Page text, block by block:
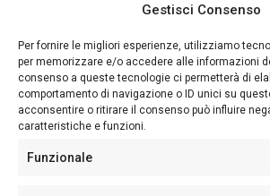
Gestisci Consenso
Per fornire le migliori esperienze, utilizziamo
per memorizzare e/o accedere alle informazioni
consenso a queste tecnologie ci permetterà di
comportamento di navigazione o ID unici su
acconsentire o ritirare il consenso può influire
caratteristiche e funzioni.
Funzionale
Sardegna Ieri-Oggi-Domani nasce per
lettori su quanto accade in Sardegna, con un
nostro passato e, soprattutto, al nostro
Follow Us